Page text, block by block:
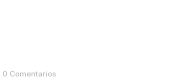
0 Comentarios